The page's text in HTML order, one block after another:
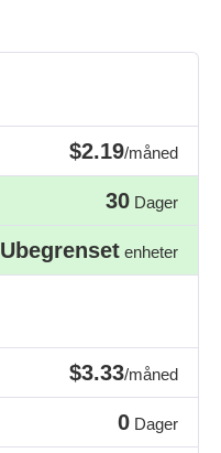
$2.19/måned
30 Dager
Ubegrenset enheter
$3.33/måned
0 Dager